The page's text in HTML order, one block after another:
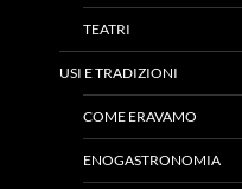
TEATRI
USI E TRADIZIONI
COME ERAVAMO
ENOGASTRONOMIA